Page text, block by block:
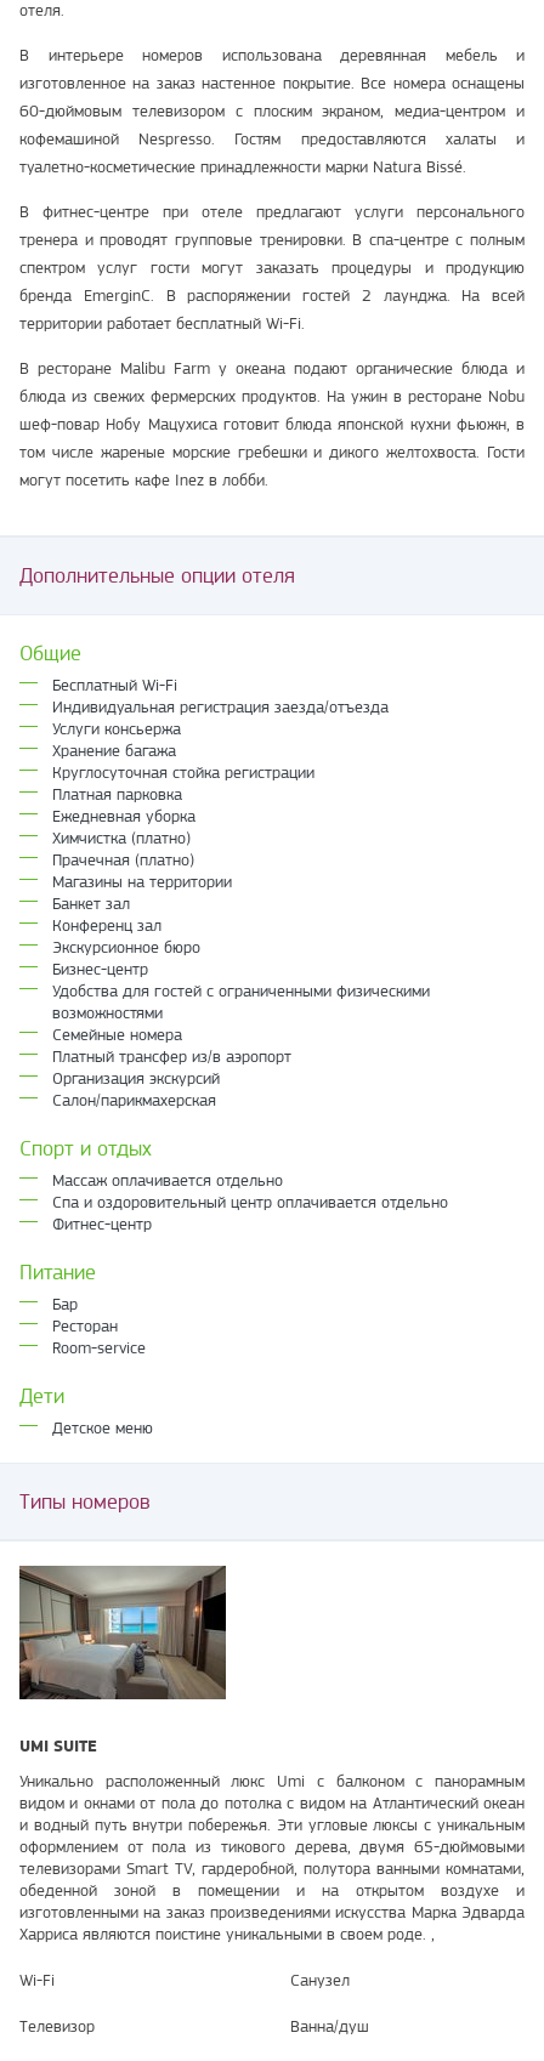
отеля.
В интерьере номеров использована деревянная мебель и
изготовленное на заказ настенное покрытие. Все номера оснащены
60-дюймовым телевизором с плоским экраном, медиа-центром и
кофемашиной Nespresso. Гостям предоставляются халаты и
туалетно-косметические принадлежности марки Natura Bissé.
В фитнес-центре при отеле предлагают услуги персонального
тренера и проводят групповые тренировки. В спа-центре с полным
спектром услуг гости могут заказать процедуры и продукцию
бренда EmerginC. В распоряжении гостей 2 лаунджа. На всей
территории работает бесплатный Wi-Fi.
В ресторане Malibu Farm у океана подают органические блюда и
блюда из свежих фермерских продуктов. На ужин в ресторане Nobu
шеф-повар Нобу Мацухиса готовит блюда японской кухни фьюжн, в
том числе жареные морские гребешки и дикого желтохвоста. Гости
могут посетить кафе Inez в лобби.
Дополнительные опции отеля
Общие
Бесплатный Wi-Fi
Индивидуальная регистрация заезда/отъезда
Услуги консьержа
Хранение багажа
Круглосуточная стойка регистрации
Платная парковка
Ежедневная уборка
Химчистка (платно)
Прачечная (платно)
Магазины на территории
Банкет зал
Конференц зал
Экскурсионное бюро
Бизнес-центр
Удобства для гостей с ограниченными физическими
возможностями
Семейные номера
Платный трансфер из/в аэропорт
Организация экскурсий
Салон/парикмахерская
Спорт и отдых
Массаж оплачивается отдельно
Спа и оздоровительный центр оплачивается отдельно
Фитнес-центр
Питание
Бар
Ресторан
Room-service
Дети
Детское меню
Типы номеров
UMI SUITE
Уникально расположенный люкс Umi с балконом с панорамным
видом и окнами от пола до потолка с видом на Атлантический океан
и водный путь внутри побережья. Эти угловые люксы с уникальным
оформлением от пола из тикового дерева, двумя 65-дюймовыми
телевизорами Smart TV, гардеробной, полутора ванными комнатами,
обеденной зоной в помещении и на открытом воздухе и
изготовленными на заказ произведениями искусства Марка Эдварда
Харриса являются поистине уникальными в своем роде. ,
Wi-Fi Санузел
Телевизор Ванна/душ